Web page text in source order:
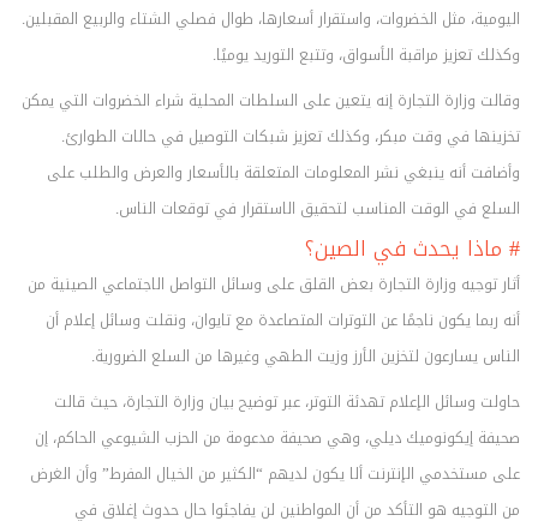
اليومية، مثل الخضروات، واستقرار أسعارها، طوال فصلي الشتاء والربيع المقبلين.
وكذلك تعزيز مراقبة الأسواق، وتتبع التوريد يوميًا.
وقالت وزارة التجارة إنه يتعين على السلطات المحلية شراء الخضروات التي يمكن
تخزينها في وقت مبكر، وكذلك تعزيز شبكات التوصيل في حالات الطوارئ.
وأضافت أنه ينبغي نشر المعلومات المتعلقة بالأسعار والعرض والطلب على
السلع في الوقت المناسب لتحقيق الاستقرار في توقعات الناس.
# ماذا يحدث في الصين؟
أثار توجيه وزارة التجارة بعض القلق على وسائل التواصل الاجتماعي الصينية من
أنه ربما يكون ناجمًا عن التوترات المتصاعدة مع تايوان، ونقلت وسائل إعلام أن
الناس يسارعون لتخزين الأرز وزيت الطهي وغيرها من السلع الضرورية.
حاولت وسائل الإعلام تهدئة التوتر، عبر توضيح بيان وزارة التجارة، حيث قالت
صحيفة إيكونوميك ديلي، وهي صحيفة مدعومة من الحزب الشيوعي الحاكم، إن
على مستخدمي الإنترنت ألا يكون لديهم “الكثير من الخيال المفرط” وأن الغرض
من التوجيه هو التأكد من أن المواطنين لن يفاجئوا حال حدوث إغلاق في